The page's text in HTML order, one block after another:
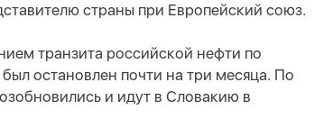
страны при Европейский союз.
транзита российской нефти по
остановлен почти на три месяца. По
и идут в Словакию в